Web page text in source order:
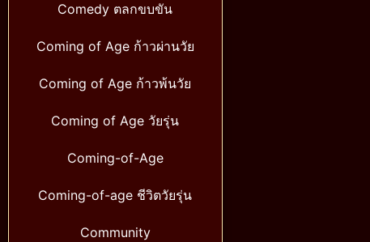
Comedy ตลกขบขัน
Coming of Age ก้าวผ่านวัย
Coming of Age ก้าวพ้นวัย
Coming of Age วัยรุ่น
Coming-of-Age
Coming-of-age ชีวิตวัยรุ่น
Community